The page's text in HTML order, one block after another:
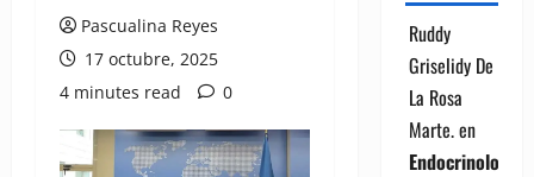
Pascualina Reyes
17 octubre, 2025
4 minutes read
0
Ruddy
Griselidy De
La Rosa
Marte.en
Endocrinología